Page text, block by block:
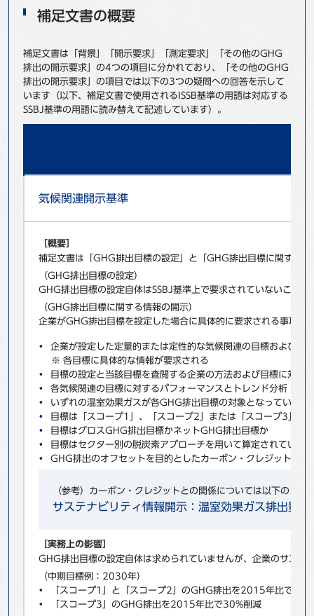
補足文書の概要
補足文書は「背景」「開示要求」「測定要求」「その他のGHG
排出の開示要求」の4つの項目に分かれており、「その他のGHG
排出の開示要求」の項目では以下の3つの疑問への回答を示して
います（以下、補足文書で使用されるISSB基準の用語は対応する
SSBJ基準の用語に読み替えて記述しています）。
気候関連開示基準
［概要］
補足文書は「GHG排出目標の設定」と「GHG排出目標に関する
（GHG排出目標の設定）
GHG排出目標の設定自体はSSBJ基準上で要求されていないことを
（GHG排出目標に関する情報の開示）
企業がGHG排出目標を設定した場合に具体的に要求される事項を
企業が設定した定量的または定性的な気候関連の目標および法
※ 各目標に具体的な情報が要求される
目標の設定と当該目標を査閲する企業の方法および目標に対す
各気候関連の目標に対するパフォーマンスとトレンド分析
いずれの温室効果ガスが各GHG排出目標の対象となっているか
目標は「スコープ1」、「スコープ2」または「スコープ3」を
目標はグロスGHG排出目標かネットGHG排出目標か
目標はセクター別の脱炭素アプローチを用いて算定されているか
GHG排出のオフセットを目的としたカーボン・クレジットの計
（参考）カーボン・クレジットとの関係については以下のコラ
サステナビリティ情報開示：温室効果ガス排出量
［実務上の影響］
GHG排出目標の設定自体は求められていませんが、企業のサステ
（中期目標例：2030年）
「スコープ1」と「スコープ2」のGHG排出を2015年比で
「スコープ3」のGHG排出を2015年比で30%削減